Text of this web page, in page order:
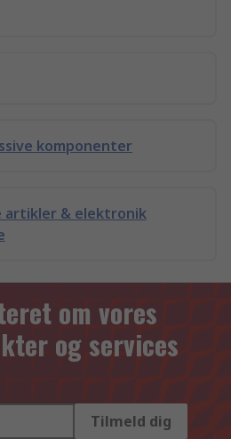
komponenter
artikler & elektronik
om vores
og services
Tilmeld dig